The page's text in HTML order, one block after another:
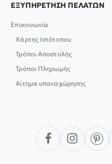
ΕΞΥΠΗΡΕΤΗΣΗ ΠΕΛΑΤΩΝ
Επικοινωνία
Χάρτης Ιστότοπου
Τρόποι Αποστολής
Τρόποι Πληρωμής
Αίτημα υπαναχώρησης